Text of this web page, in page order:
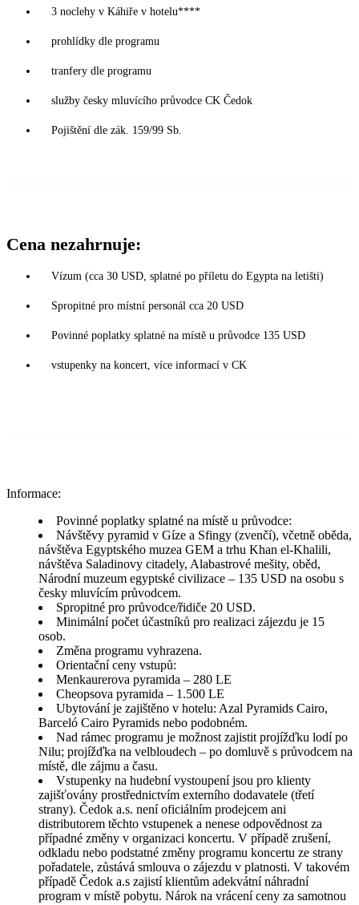
3 noclehy v Káhiře v hotelu****
prohlídky dle programu
tranfery dle programu
služby česky mluvícího průvodce CK Čedok
Pojištění dle zák. 159/99 Sb.
Cena nezahrnuje:
Vízum (cca 30 USD, splatné po příletu do Egypta na letišti)
Spropitné pro místní personál cca 20 USD
Povinné poplatky splatné na místě u průvodce 135 USD
vstupenky na koncert, více informací v CK
Informace:
Povinné poplatky splatné na místě u průvodce:
Návštěvy pyramid v Gíze a Sfingy (zvenčí), včetně oběda,
návštěva Egyptského muzea GEM a trhu Khan el-Khalili,
návštěva Saladinovy citadely, Alabastrové mešity, oběd,
Národní muzeum egyptské civilizace – 135 USD na osobu s
česky mluvícím průvodcem.
Spropitné pro průvodce/řidiče 20 USD.
Minimální počet účastníků pro realizaci zájezdu je 15
osob.
Změna programu vyhrazena.
Orientační ceny vstupů:
Menkaurerova pyramida – 280 LE
Cheopsova pyramida – 1.500 LE
Ubytování je zajištěno v hotelu: Azal Pyramids Cairo,
Barceló Cairo Pyramids nebo podobném.
Nad rámec programu je možnost zajistit projížďku lodí po
Nilu; projížďka na velbloudech – po domluvě s průvodcem na
místě, dle zájmu a času.
Vstupenky na hudební vystoupení jsou pro klienty
zajišťovány prostřednictvím externího dodavatele (třetí
strany). Čedok a.s. není oficiálním prodejcem ani
distributorem těchto vstupenek a nenese odpovědnost za
případné změny v organizaci koncertu. V případě zrušení,
odkladu nebo podstatné změny programu koncertu ze strany
pořadatele, zůstává smlouva o zájezdu v platnosti. V takovém
případě Čedok a.s zajistí klientům adekvátní náhradní
program v místě pobytu. Nárok na vrácení ceny za samotnou